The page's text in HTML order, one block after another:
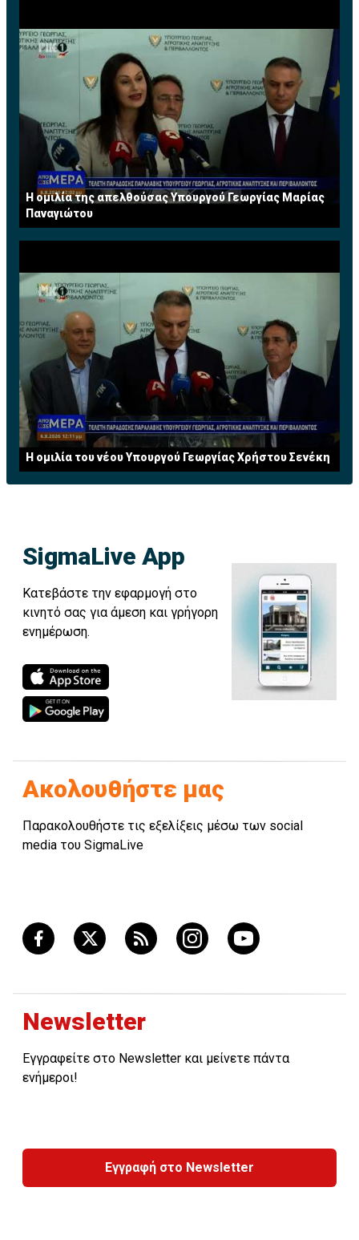
Η ομιλία της απελθούσας Υπουργού Γεωργίας Μαρίας
Παναγιώτου
Η ομιλία του νέου Υπουργού Γεωργίας Χρήστου Σενέκη
SigmaLive App
Κατεβάστε την εφαρμογή στο
κινητό σας για άμεση και γρήγορη
ενημέρωση.
Ακολουθήστε μας
Παρακολουθήστε τις εξελίξεις μέσω των social
media του SigmaLive
Newsletter
Εγγραφείτε στο Newsletter και μείνετε πάντα
ενήμεροι!
Εγγραφή στο Newsletter